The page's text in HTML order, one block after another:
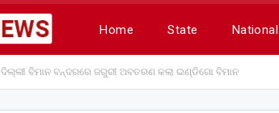
Home State National
ଦିଲ୍ଲୀ ବିମାନ ବନ୍ଦରରେ ଜରୁରୀ ଅବତରଣ କଲା ଇଣ୍ଡିଗୋ ବିମାନ